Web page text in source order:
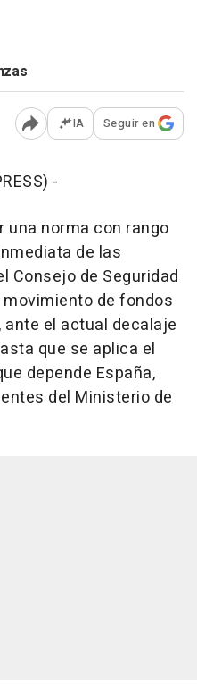
Abrir opciones para
IA Seguir en
-
una norma con rango
de las
Consejo de Seguridad
movimiento de fondos
el actual decalaje
que se aplica el
depende España,
del Ministerio de